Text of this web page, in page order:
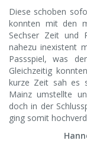
Diese schoben
konnten mit den
Sechser Zeit und
nahezu inexistent
Passspiel, was
Gleichzeitig
kurze Zeit sah es
Mainz umstellte
doch in der
ging somit